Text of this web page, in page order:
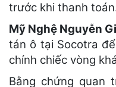
trước khi thanh
Mỹ Nghệ Nguyễn
tán ô tại Socotra
chính chiếc vòng
Bằng chứng quan